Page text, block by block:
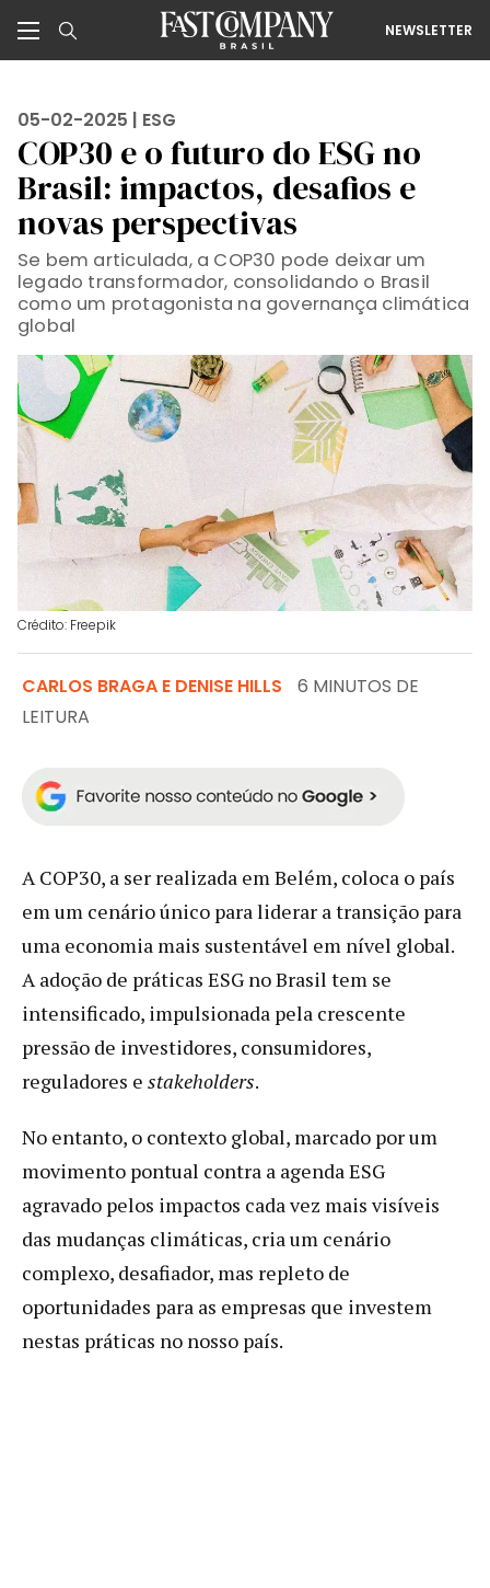
NEWSLETTER
05-02-2025 | ESG
COP30 e o futuro do ESG no
Brasil: impactos, desafios e
novas perspectivas
Se bem articulada, a COP30 pode deixar um
legado transformador, consolidando o Brasil
como um protagonista na governança climática
global
Crédito: Freepik
CARLOS BRAGA E DENISE HILLS
6 MINUTOS DE
LEITURA
A COP30, a ser realizada em Belém, coloca o país
em um cenário único para liderar a transição para
uma economia mais sustentável em nível global.
A adoção de práticas ESG no Brasil tem se
intensificado, impulsionada pela crescente
pressão de investidores, consumidores,
reguladores e stakeholders.
No entanto, o contexto global, marcado por um
movimento pontual contra a agenda ESG
agravado pelos impactos cada vez mais visíveis
das mudanças climáticas, cria um cenário
complexo, desafiador, mas repleto de
oportunidades para as empresas que investem
nestas práticas no nosso país.